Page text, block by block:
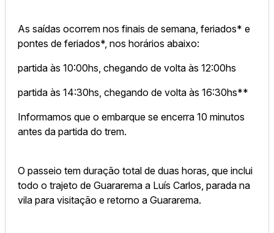
As saídas ocorrem nos finais de semana, feriados* e
pontes de feriados*, nos horários abaixo:
partida às 10:00hs, chegando de volta às 12:00hs
partida às 14:30hs, chegando de volta às 16:30hs**
Informamos que o embarque se encerra 10 minutos
antes da partida do trem.
O passeio tem duração total de duas horas, que inclui
todo o trajeto de Guararema a Luís Carlos, parada na
vila para visitação e retorno a Guararema.